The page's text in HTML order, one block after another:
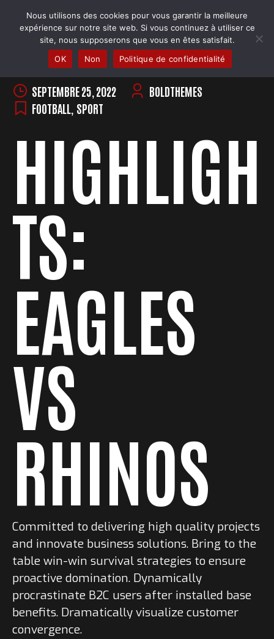
content
COBRA BADMINTON COLMAR
Club & école de badminton
SEPTEMBRE 25, 2022
BOLDTHEMES
FOOTBALL SPORT
HIGHLIGH
TS:
EAGLES
VS
RHINOS
Committed to delivering high quality projects
and innovate business solutions. Bring to the
table win-win survival strategies to ensure
proactive domination. Dynamically
procrastinate B2C users after installed base
benefits. Dramatically visualize customer
convergence.
Nous utilisons des cookies pour vous garantir la meilleure
expérience sur notre site web. Si vous continuez à utiliser ce
site, nous supposerons que vous en êtes satisfait.
OK
Non Politique de confidentialité